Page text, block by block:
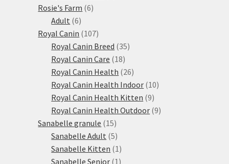
Rosie's Farm 66
Adult 66
produktů
Royal Canin 107107
produktů
Royal Canin Breed 3535
Royal Canin Care 1818
produktů
Royal Canin Health 2626
produktů
Royal Canin Health Indoor 1010
Royal Canin Health Kitten 99
produktů
Royal Canin Health Outdoor 99
Sanabelle granule 1515
produktů
Sanabelle Adult 55
produktů
Sanabelle Kitten 1 1
produkt
Sanabelle Senior 1 1